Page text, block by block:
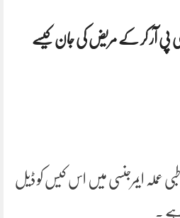
پی آر کر کے مریض کی جان کیسے
عملہ ایمرجنسی میں اس کیس کو ڈیل
۔